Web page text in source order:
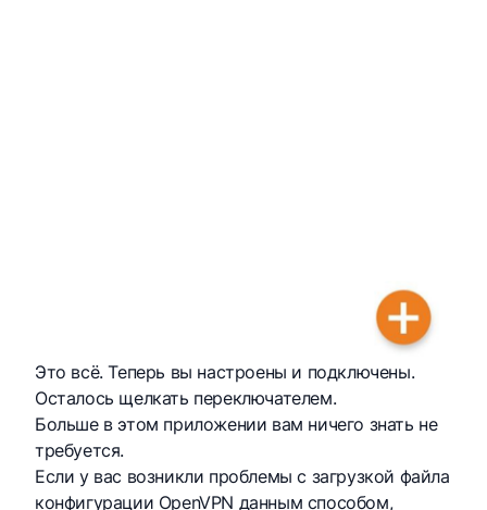
Это всё. Теперь вы настроены и подключены.
Осталось щелкать переключателем.
Больше в этом приложении вам ничего знать не
требуется.
Если у вас возникли проблемы с загрузкой файла
конфигурации OpenVPN данным способом,